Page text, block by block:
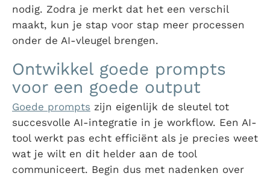
nodig. Zodra je merkt dat het een verschil
maakt, kun je stap voor stap meer processen
onder de AI-vleugel brengen.
Ontwikkel goede prompts
voor een goede output
Goede prompts zijn eigenlijk de sleutel tot
succesvolle AI-integratie in je workflow. Een AI-
tool werkt pas echt efficiënt als je precies weet
wat je wilt en dit helder aan de tool
communiceert. Begin dus met nadenken over